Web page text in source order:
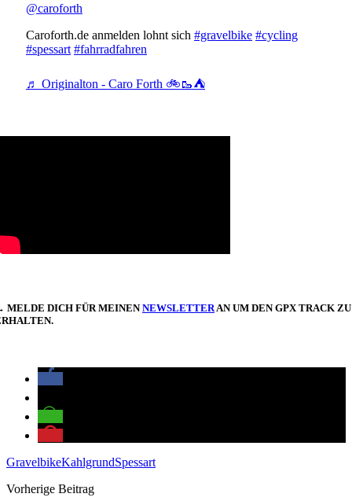
@caroforth
Caroforth.de anmelden lohnt sich #gravelbike #cycling
#spessart #fahrradfahren
♬ Originalton - Caro Forth 🚲🥾⛺
MELDE DICH FÜR MEINENNEWSLETTER AN UM DEN GPX TRACK ZU
GravelbikeKahlgrundSpessart
Vorherige Beitrag